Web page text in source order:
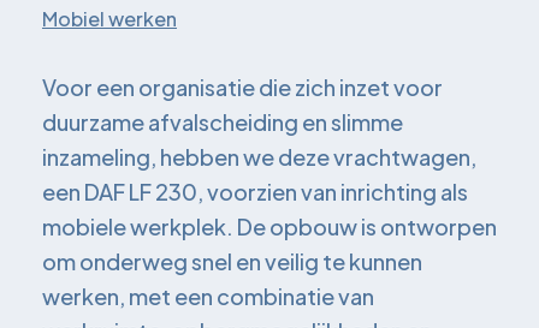
Mobiel werken
Voor een organisatie die zich inzet voor
duurzame afvalscheiding en slimme
inzameling, hebben we deze vrachtwagen,
een DAF LF 230, voorzien van inrichting als
mobiele werkplek. De opbouw is ontworpen
om onderweg snel en veilig te kunnen
werken, met een combinatie van